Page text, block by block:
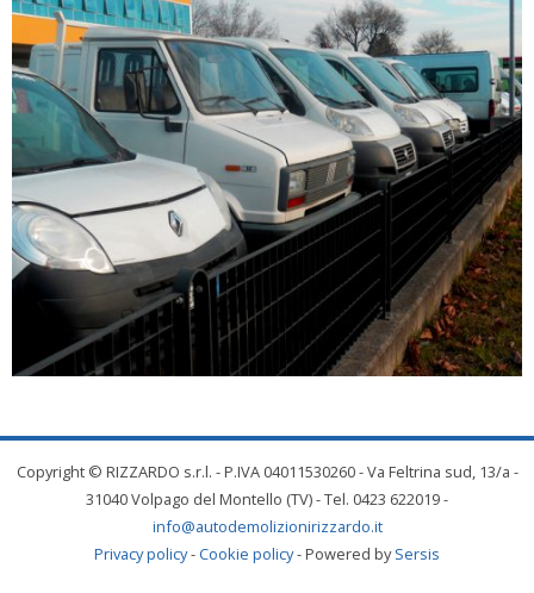
Copyright © RIZZARDO s.r.l. - P.IVA 04011530260 - Va Feltrina sud, 13/a -
31040 Volpago del Montello (TV) - Tel. 0423 622019 -
info@autodemolizionirizzardo.it
Privacy policy-Cookie policy- Powered bySersis